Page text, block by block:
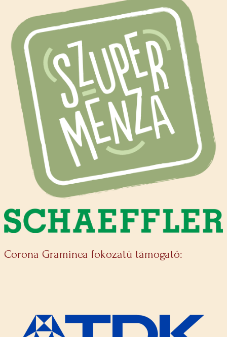
Corona Graminea fokozatú támogató: